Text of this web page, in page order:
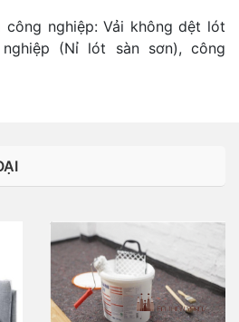
nghiệp: Vải không dệt lót
(Nỉ lót sàn sơn), công